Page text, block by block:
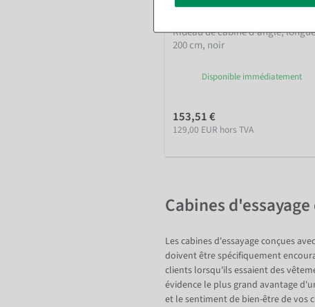
Rideau de cabine d'angle,
200 cm, noir
Disponible immédiatement
153,51 €
129,00 EUR hors TVA
Cabines
Les cabines d'essayage conçues
doivent être spécifiquement
clients lorsqu'ils essaient des
évidence le plus grand avantage
et le sentiment de bien-être de vos